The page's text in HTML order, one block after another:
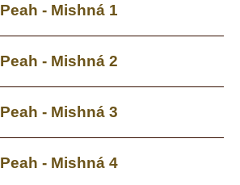
Peah - Mishná 1
Peah - Mishná 2
Peah - Mishná 3
Peah - Mishná 4